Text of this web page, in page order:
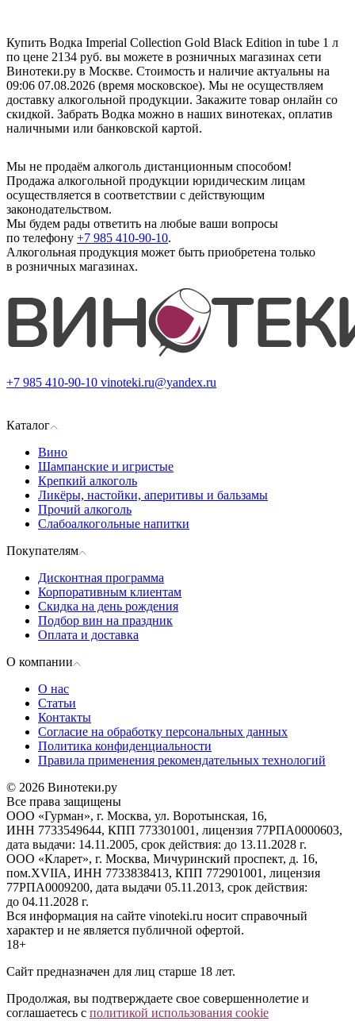
Купить Водка Imperial Collection Gold Black Edition in tube 1 л
по цене 2134 руб. вы можете в розничных магазинах сети
Винотеки.ру в Москве. Стоимость и наличие актуальны на
09:06 07.08.2026 (время московское). Мы не осуществляем
доставку алкогольной продукции. Закажите товар онлайн со
скидкой. Забрать Водка можно в наших винотеках, оплатив
наличными или банковской картой.
Мы не продаём алкоголь дистанционным способом!
Продажа алкогольной продукции юридическим лицам
осуществляется в соответствии с действующим
законодательством.
Мы будем рады ответить на любые ваши вопросы
по телефону +7 985 410-90-10.
Алкогольная продукция может быть приобретена только
в розничных магазинах.
+7 985 410-90-10 vinoteki.ru@yandex.ru
Каталог
Вино
Шампанские и игристые
Крепкий алкоголь
Ликёры, настойки, аперитивы и бальзамы
Прочий алкоголь
Слабоалкогольные напитки
Покупателям
Дисконтная программа
Корпоративным клиентам
Скидка на день рождения
Подбор вин на праздник
Оплата и доставка
О компании
О нас
Статьи
Контакты
Согласие на обработку персональных данных
Политика конфиденциальности
Правила применения рекомендательных технологий
© 2026 Винотеки.ру
Все права защищены
ООО «Гурман», г. Москва, ул. Воротынская, 16,
ИНН 7733549644, КПП 773301001, лицензия 77РПА0000603,
дата выдачи: 14.11.2005, срок действия: до 13.11.2028 г.
ООО «Кларет», г. Москва, Мичуринский проспект, д. 16,
пом.XVIIA, ИНН 7733838413, КПП 772901001, лицензия
77РПА0009200, дата выдачи 05.11.2013, срок действия:
до 04.11.2028 г.
Вся информация на сайте vinoteki.ru носит справочный
характер и не является публичной офертой.
18+
Сайт предназначен для лиц старше 18 лет.
Продолжая, вы подтверждаете свое совершеннолетие и
соглашаетесь с политикой использования cookie